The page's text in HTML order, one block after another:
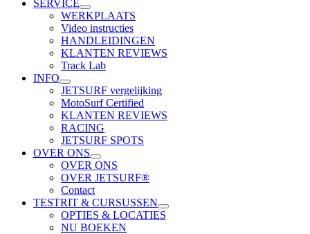
SERVICE
WERKPLAATS
Video instructies
HANDLEIDINGEN
KLANTEN REVIEWS
Track Lab
INFO
JETSURF vergelijking
MotoSurf Certified
KLANTEN REVIEWS
RACING
JETSURF SPOTS
OVER ONS
OVER ONS
OVER JETSURF®
Contact
TESTRIT & CURSUSSEN
OPTIES & LOCATIES
NU BOEKEN